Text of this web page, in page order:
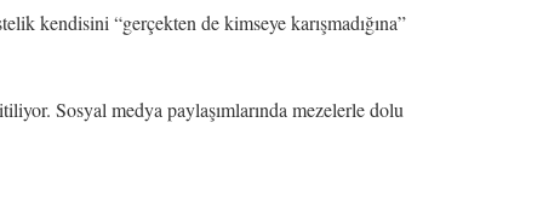
kendisini “gerçekten de kimseye karışmadığına”
Sosyal medya paylaşımlarında mezelerle dolu